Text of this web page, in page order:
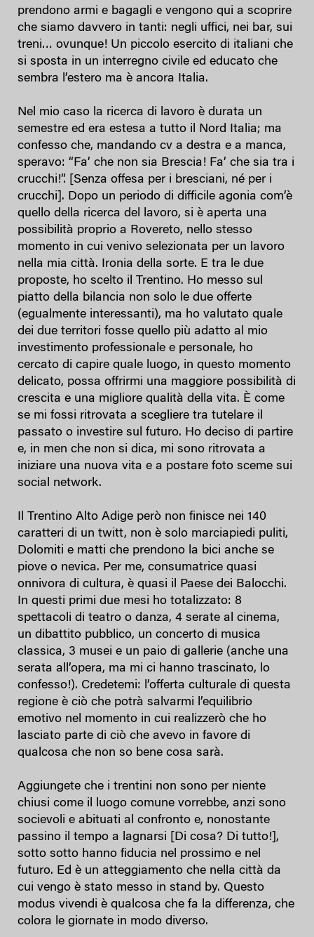
prendono armi e bagagli e vengono qui a scoprire
che siamo davvero in tanti: negli uffici, nei bar, sui
treni… ovunque! Un piccolo esercito di italiani che
si sposta in un interregno civile ed educato che
sembra l’estero ma è ancora Italia.
Nel mio caso la ricerca di lavoro è durata un
semestre ed era estesa a tutto il Nord Italia; ma
confesso che, mandando cv a destra e a manca,
speravo: “Fa’ che non sia Brescia! Fa’ che sia tra i
crucchi!”. [Senza offesa per i bresciani, né per i
crucchi]. Dopo un periodo di difficile agonia com’è
quello della ricerca del lavoro, si è aperta una
possibilità proprio a Rovereto, nello stesso
momento in cui venivo selezionata per un lavoro
nella mia città. Ironia della sorte. E tra le due
proposte, ho scelto il Trentino. Ho messo sul
piatto della bilancia non solo le due offerte
(egualmente interessanti), ma ho valutato quale
dei due territori fosse quello più adatto al mio
investimento professionale e personale, ho
cercato di capire quale luogo, in questo momento
delicato, possa offrirmi una maggiore possibilità di
crescita e una migliore qualità della vita. È come
se mi fossi ritrovata a scegliere tra tutelare il
passato o investire sul futuro. Ho deciso di partire
e, in men che non si dica, mi sono ritrovata a
iniziare una nuova vita e a postare foto sceme sui
social network.
Il Trentino Alto Adige però non finisce nei 140
caratteri di un twitt, non è solo marciapiedi puliti,
Dolomiti e matti che prendono la bici anche se
piove o nevica. Per me, consumatrice quasi
onnivora di cultura, è quasi il Paese dei Balocchi.
In questi primi due mesi ho totalizzato: 8
spettacoli di teatro o danza, 4 serate al cinema,
un dibattito pubblico, un concerto di musica
classica, 3 musei e un paio di gallerie (anche una
serata all’opera, ma mi ci hanno trascinato, lo
confesso!). Credetemi: l’offerta culturale di questa
regione è ciò che potrà salvarmi l’equilibrio
emotivo nel momento in cui realizzerò che ho
lasciato parte di ciò che avevo in favore di
qualcosa che non so bene cosa sarà.
Aggiungete che i trentini non sono per niente
chiusi come il luogo comune vorrebbe, anzi sono
socievoli e abituati al confronto e, nonostante
passino il tempo a lagnarsi [Di cosa? Di tutto!],
sotto sotto hanno fiducia nel prossimo e nel
futuro. Ed è un atteggiamento che nella città da
cui vengo è stato messo in stand by. Questo
modus vivendi è qualcosa che fa la differenza, che
colora le giornate in modo diverso.